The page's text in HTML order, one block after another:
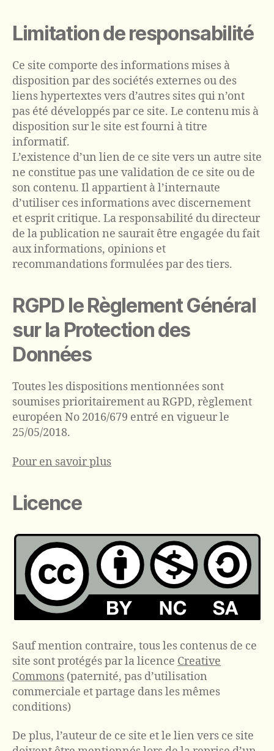
Limitation de responsabilité
Ce site comporte des informations mises à
disposition par des sociétés externes ou des
liens hypertextes vers d’autres sites qui n’ont
pas été développés par ce site. Le contenu mis à
disposition sur le site est fourni à titre
informatif.
L’existence d’un lien de ce site vers un autre site
ne constitue pas une validation de ce site ou de
son contenu. Il appartient à l’internaute
d’utiliser ces informations avec discernement
et esprit critique. La responsabilité du directeur
de la publication ne saurait être engagée du fait
aux informations, opinions et
recommandations formulées par des tiers.
RGPD le Règlement Général
sur la Protection des
Données
Toutes les dispositions mentionnées sont
soumises prioritairement au RGPD, règlement
européen No 2016/679 entré en vigueur le
25/05/2018.
Pour en savoir plus
Licence
Sauf mention contraire, tous les contenus de ce
site sont protégés par la licence Creative
Commons (paternité, pas d’utilisation
commerciale et partage dans les mêmes
conditions)
De plus, l’auteur de ce site et le lien vers ce site